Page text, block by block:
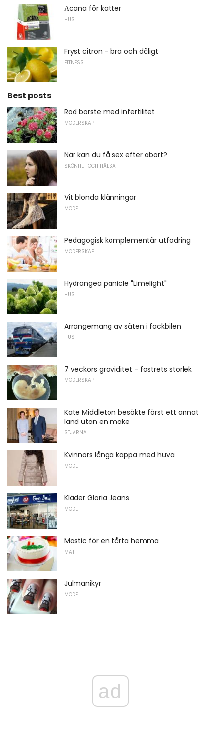
Аcana för katter
HUS
Fryst citron - bra och dåligt
FITNESS
Best posts
Röd borste med infertilitet
MODERSKAP
När kan du få sex efter abort?
SKÖNHET OCH HÄLSA
Vit blonda klänningar
MODE
Pedagogisk komplementär utfodring
MODERSKAP
Hydrangea panicle "Limelight"
HUS
Arrangemang av säten i fackbilen
HUS
7 veckors graviditet - fostrets storlek
MODERSKAP
Kate Middleton besökte först ett annat
land utan en make
STJÄRNA
Kvinnors långa kappa med huva
MODE
Kläder Gloria Jeans
MODE
Mastic för en tårta hemma
MAT
Julmanikyr
MODE
ad